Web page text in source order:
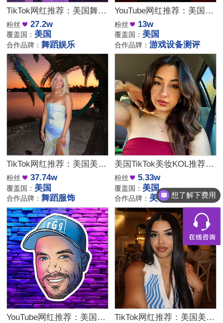
TikTok网红推荐：美国舞蹈美女娱乐达人资源
粉丝 27.2w
覆盖国： 美国
合作品牌：舞蹈娱乐
YouTube网红推荐：美国游戏设备科技测评博主
粉丝 13w
覆盖国： 美国
合作品牌：游戏设备测评
TikTok网红推荐：美国美女日常博主，高互动舞蹈服饰达人合作
粉丝 37.74w
覆盖国： 美国
合作品牌：舞蹈服饰
美国TikTok美妆KOL推荐：5万粉高互动美女日常博主
粉丝 5.33w
覆盖国： 美国
合作品牌： 美妆
YouTube网红推荐：美国游戏硬件测评KOL博主合作 TikTok网红推荐：美国美女美妆时尚达人合作博主
想了解下费用